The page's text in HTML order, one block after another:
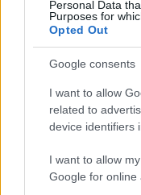
Personal Data
Purposes for
Opted Out
Google consents
I want to allow
related to
device identifiers
I want to allow
Google for online
Bemutató: 2009.
Stúdiószínház
Forrás:Csokonai